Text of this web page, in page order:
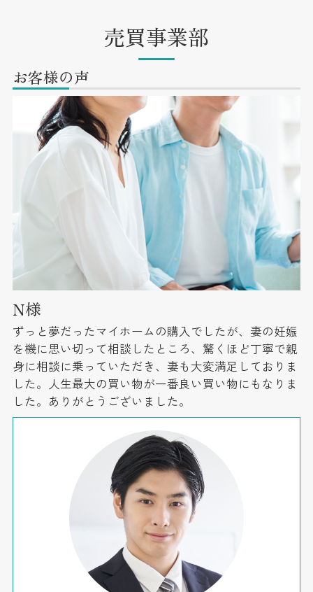
売買事業部
お客様の声
N様
ずっと夢だったマイホームの購入でしたが、妻の妊娠
を機に思い切って相談したところ、驚くほど丁寧で親
身に相談に乗っていただき、妻も大変満足しておりま
した。人生最大の買い物が一番良い買い物にもなりま
した。ありがとうございました。